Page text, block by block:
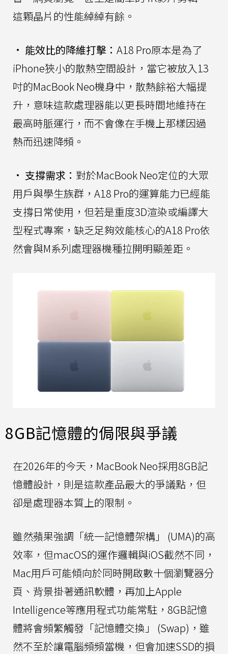
這顆晶片的性能綽綽有餘。
• 能效比的降維打擊： A18 Pro原本是為了
iPhone狹小的散熱空間設計，當它被放入13
吋的MacBook Neo機身中，散熱餘裕大幅提
升，意味這款處理器能以更長時間地維持在
最高時脈運行，而不會像在手機上那樣因過
熱而迅速降頻。
• 支撐需求： 對於MacBook Neo定位的大眾
用戶與學生族群，A18 Pro的運算能力已經能
支撐日常使用，但若是重度3D渲染或編譯大
型程式專案，缺乏足夠效能核心的A18 Pro依
然會與M系列處理器機種拉開明顯差距。
8GB記憶體的侷限與爭議
在2026年的今天，MacBook Neo採用8GB記
憶體設計，則是這款產品最大的爭議點，但
卻是處理器本質上的限制。
雖然蘋果強調「統一記憶體架構」 (UMA)的高
效率，但macOS的運作邏輯與iOS截然不同，
Mac用戶可能傾向於同時開啟數十個瀏覽器分
頁、背景掛著通訊軟體，再加上Apple
Intelligence等應用程式功能常駐，8GB記憶
體將會頻繁觸發「記憶體交換」 (Swap)，雖
然不至於讓電腦頻頻當機，但會加速SSD的損